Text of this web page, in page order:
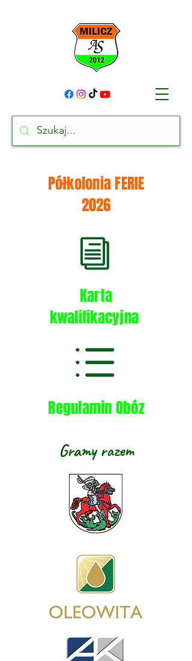
Półkolonia FERIE
2026
Karta
kwalifikacyjna
Regulamin Obóz
Gramy razem